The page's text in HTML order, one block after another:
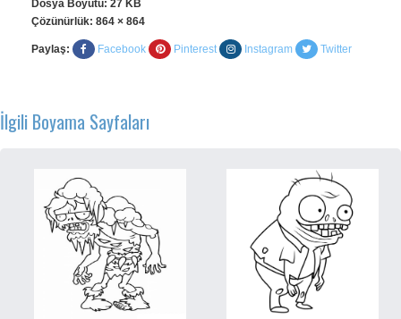
Dosya Boyutu: 27 KB
Çözünürlük: 864 × 864
Paylaş: Facebook Pinterest Instagram Twitter
İlgili Boyama Sayfaları